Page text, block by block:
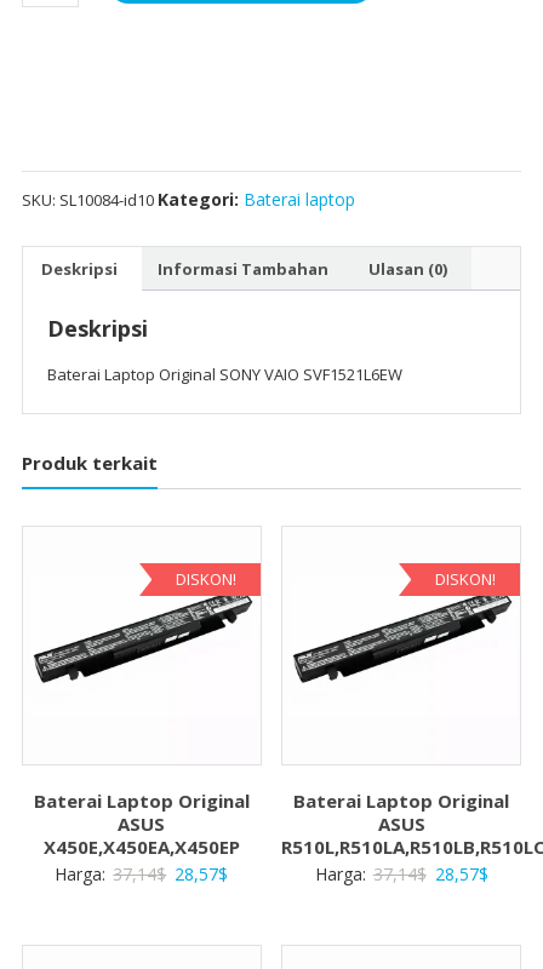
SKU: SL10084-id10 Kategori: Baterai laptop
Deskripsi Informasi Tambahan Ulasan (0)
Deskripsi
Baterai Laptop Original SONY VAIO SVF1521L6EW
Produk terkait
DISKON!
Baterai Laptop Original
ASUS
X450E,X450EA,X450EP
Harga: 37,14$ Harga
28,57$
DISKON!
Baterai Laptop Original
ASUS
Harga: 37,14$ Harga
28,57$Harga